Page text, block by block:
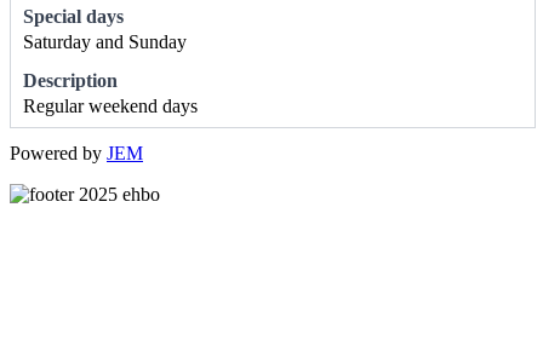
Saturday and Sunday
Regular weekend days
Powered by JEM